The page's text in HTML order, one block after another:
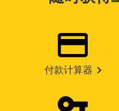
付款计算器